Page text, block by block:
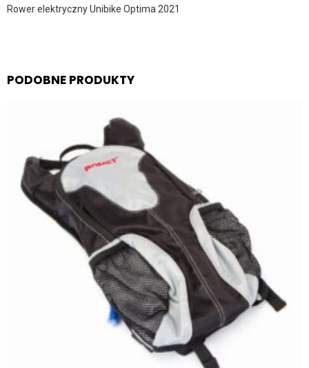
Rower elektryczny Unibike Optima 2021
PODOBNE PRODUKTY